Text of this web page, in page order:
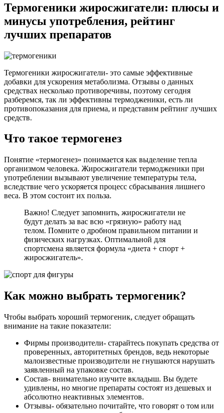
Термогеники жиросжигатели: плюсы и
минусы употребления, рейтинг
лучших препаратов
Термогеники жиросжигатели- это самые эффективные
добавки для ускорения метаболизма. Отзывы о данных
средствах несколько противоречивы, поэтому сегодня
разберемся, так ли эффективны термодженики, есть ли
противопоказания для приема, и представим рейтинг лучших
средств.
Что такое термогенез
Понятие «термогенез» понимается как выделение тепла
организмом человека. Жиросжигатели термодженики при
употреблении вызывают увеличение температуры тела,
вследствие чего ускоряется процесс сбрасывания лишнего
веса. В этом состоит их польза.
Важно! Следует запомнить, жиросжигатели не
будут делать за вас всю «грязную» работу над
телом. Помните о дробном правильном питании и
физических нагрузках. Оптимальной для
спортсмена является формула «диета + спорт +
жиросжигатель».
Как можно выбрать термогеник?
Чтобы выбрать хороший термогеник, следует обращать
внимание на такие показатели:
Фирмы производители- старайтесь покупать средства от
проверенных, авторитетных брендов, ведь некоторые
малоизвестные производители не гнушаются нарушать
заявленный на упаковке состав.
Состав- внимательно изучите вкладыш. Вы будете
удивлены, но многие препараты состоят из дешевых и
абсолютно неактивных элементов.
Отзывы- обязательно почитайте, что говорят о том или